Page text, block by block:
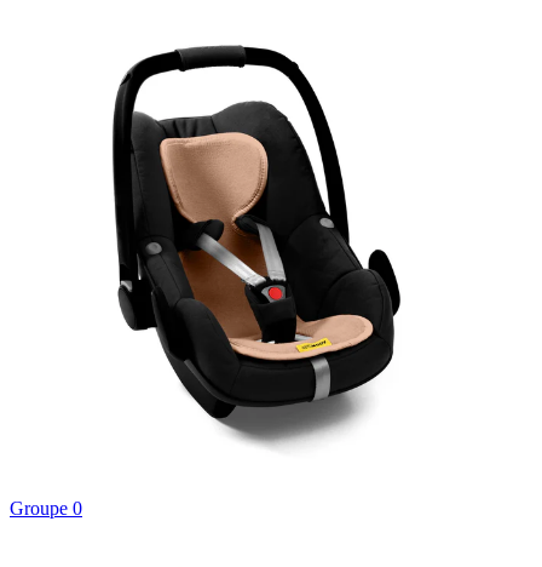
Groupe 0